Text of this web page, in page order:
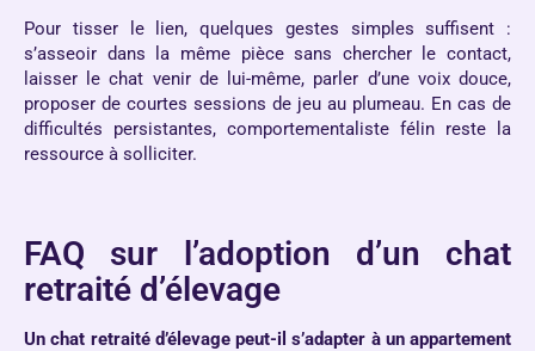
Pour tisser le lien, quelques gestes simples suffisent :
s’asseoir dans la même pièce sans chercher le contact,
laisser le chat venir de lui-même, parler d’une voix douce,
proposer de courtes sessions de jeu au plumeau. En cas de
difficultés persistantes, comportementaliste félin reste la
ressource à solliciter.
FAQ sur l’adoption d’un chat
retraité d’élevage
Un chat retraité d’élevage peut-il s’adapter à un appartement